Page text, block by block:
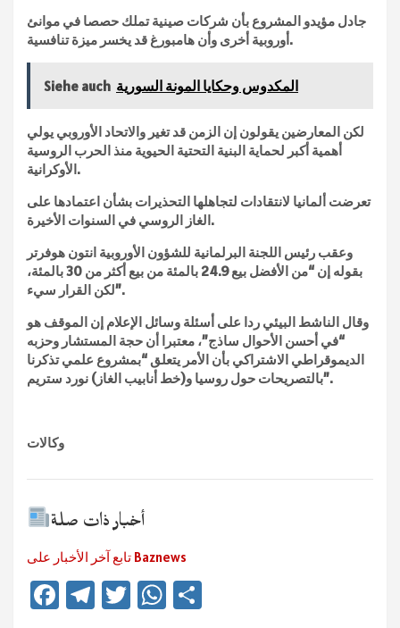
جادل مؤيدو المشروع بأن شركات صينية تملك حصصا في موانئ
أوروبية أخرى وأن هامبورغ قد يخسر ميزة تنافسية.
Siehe auch المكدوس وحكايا المونة السورية
لكن المعارضين يقولون إن الزمن قد تغير والاتحاد الأوروبي يولي
أهمية أكبر لحماية البنية التحتية الحيوية منذ الحرب الروسية
الأوكرانية.
تعرضت ألمانيا لانتقادات لتجاهلها التحذيرات بشأن اعتمادها على
الغاز الروسي في السنوات الأخيرة.
وعقب رئيس اللجنة البرلمانية للشؤون الأوروبية انتون هوفرتر
بقوله إن “من الأفضل بيع 24.9 بالمئة من بيع أكثر من 30 بالمئة،
لكن القرار سيء”.
وقال الناشط البيئي ردا على أسئلة وسائل الإعلام إن الموقف هو
“في أحسن الأحوال ساذج”، معتبرا أن حجة المستشار وحزبه
الديموقراطي الاشتراكي بأن الأمر يتعلق “بمشروع علمي تذكرنا
بالتصريحات حول روسيا و(خط أنابيب الغاز) نورد ستريم”.
وكالات
أخبار ذات صلة
تابع آخر الأخبار على Baznews
Fa Te T W